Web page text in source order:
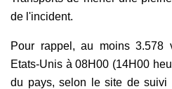
de l'incident.
Pour rappel, au moins 3.578
Etats-Unis à 08H00 (14H00
du pays, selon le site de suivi